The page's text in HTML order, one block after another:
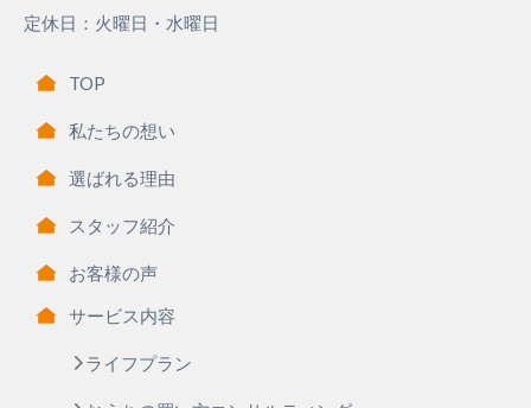
定休日：火曜日・水曜日
TOP
私たちの想い
選ばれる理由
スタッフ紹介
お客様の声
サービス内容
ライフプラン